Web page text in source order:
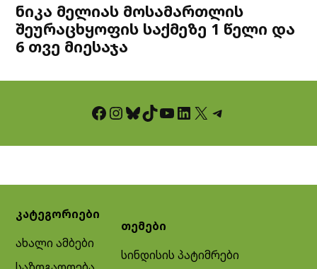
ნიკა მელიას მოსამართლის
შეურაცხყოფის საქმეზე 1 წელი და
6 თვე მიესაჯა
Facebook InstagramBluesky TikTok YouTube LinkedIn X Telegram
კატეგორიები
ახალი ამბები
თემები
სინდისის პატიმრები